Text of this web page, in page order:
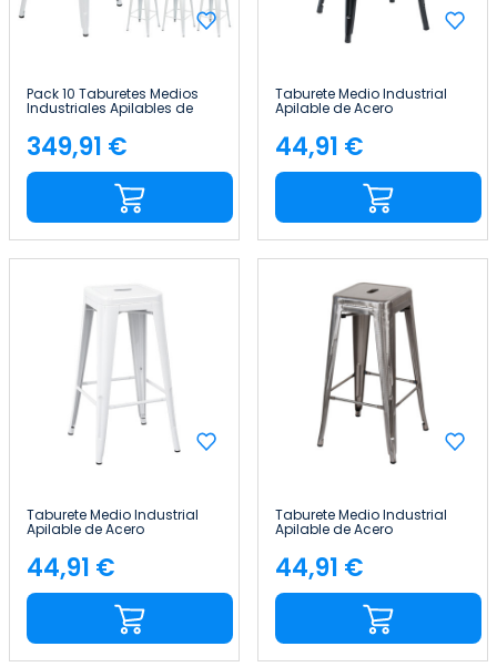
Pack 10 Taburetes Medios
Industriales Apilables de
Acero y Madera
43x43x76cm Thinia Home
Precio
349,91 €
Taburete Medio Industrial
Apilable de Acero
43x43x76cm Thinia Home
Precio
44,91 €
Taburete Medio Industrial
Apilable de Acero
43x43x76cm Thinia Home
Precio
44,91 €
Taburete Medio Industrial
Apilable de Acero
43x43x76cm Thinia Home
Precio
44,91 €